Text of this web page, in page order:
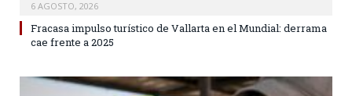
6 AGOSTO, 2026
Fracasa impulso turístico de Vallarta en el Mundial: derrama
cae frente a 2025